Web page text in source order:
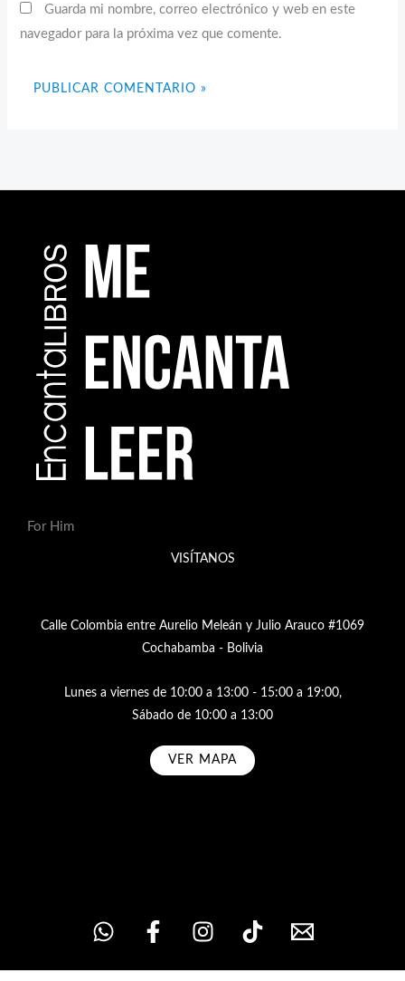
Guarda mi nombre, correo electrónico y web en este
navegador para la próxima vez que comente.
For Him
VISÍTANOS
Calle Colombia entre Aurelio Meleán y Julio Arauco #1069
Cochabamba - Bolivia
Lunes a viernes de 10:00 a 13:00 - 15:00 a 19:00,
Sábado de 10:00 a 13:00
VER MAPA